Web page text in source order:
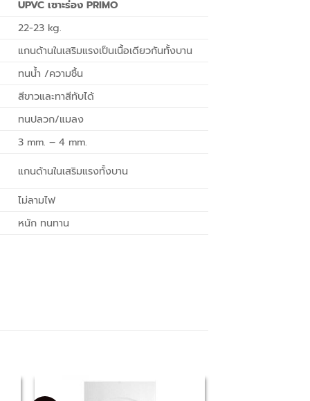
UPVC เซาะร่อง PRIMO
22-23 kg.
แกนด้านในเสริมแรงเป็นเนื้อเดียวกันทั้งบาน
ทนน้ำ /ความชื้น
สีขาวและทาสีทับได้
ทนปลวก/แมลง
3 mm. – 4 mm.
แกนด้านในเสริมแรงทั้งบาน
ไม่ลามไฟ
หนัก ทนทาน